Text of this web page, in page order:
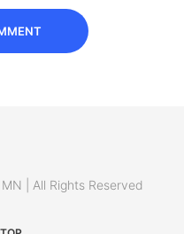
| All Rights Reserved